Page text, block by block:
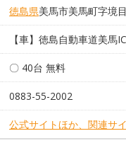
徳島県美馬市美馬町字境
【車】徳島自動車道美馬
〇 40台 無料
0883-55-2002
公式サイトほか、関連サ